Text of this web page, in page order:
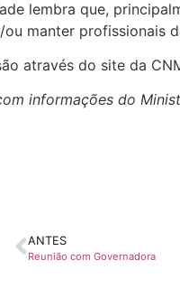
lembra que,
manter profissionais
através do site da
informações do
ANTES
Reunião com Governadora